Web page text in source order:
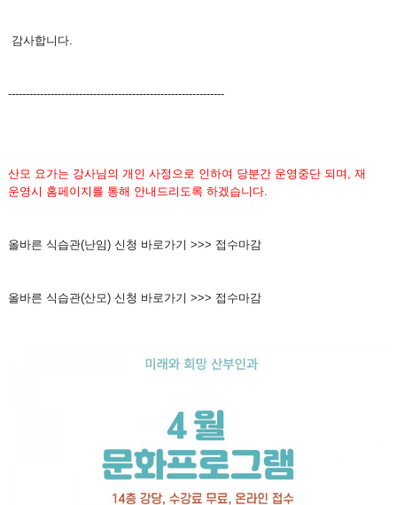
감사합니다.
-------------------------------------------------------------
산모 요가는 강사님의 개인 사정으로 인하여 당분간 운영중단 되며, 재
운영시 홈페이지를 통해 안내드리도록 하겠습니다.
올바른 식습관(난임) 신청 바로가기 >>> 접수마감
올바른 식습관(산모) 신청 바로가기 >>> 접수마감